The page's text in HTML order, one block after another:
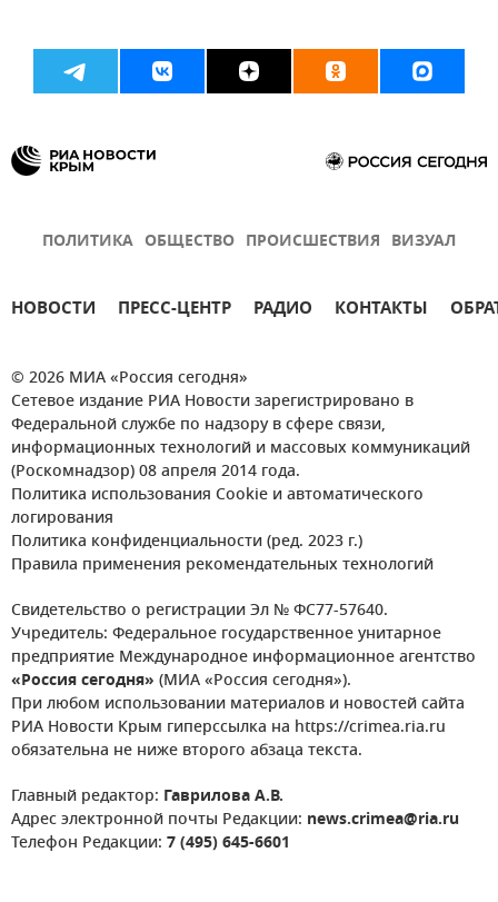
ПОЛИТИКА ОБЩЕСТВО ПРОИСШЕСТВИЯ ВИЗУАЛ
НОВОСТИ ПРЕСС-ЦЕНТР РАДИО КОНТАКТЫ
© 2026 МИА «Россия сегодня»
Сетевое издание РИА Новости зарегистрировано в
Федеральной службе по надзору в сфере связи,
информационных технологий и массовых коммуникаций
(Роскомнадзор) 08 апреля 2014 года.
Политика использования Cookie и автоматического
логирования
Политика конфиденциальности (ред. 2023 г.)
Правила применения рекомендательных технологий
Свидетельство о регистрации Эл № ФС77-57640.
Учредитель: Федеральное государственное унитарное
предприятие Международное информационное агентство
«Россия сегодня» (МИА «Россия сегодня»).
При любом использовании материалов и новостей сайта
РИА Новости Крым гиперссылка на https://crimea.ria.ru
обязательна не ниже второго абзаца текста.
Главный редактор: Гаврилова А.В.
Адрес электронной почты Редакции: news.crimea@ria.ru
Телефон Редакции: 7 (495) 645-6601